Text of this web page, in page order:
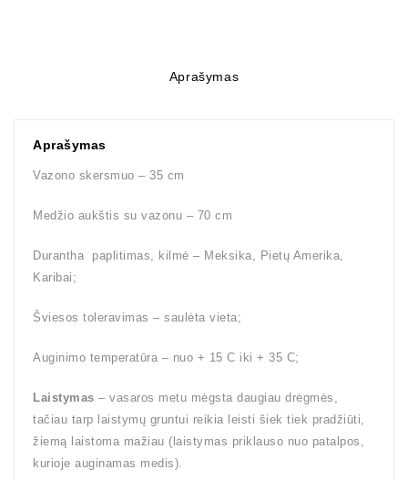
Aprašymas
Aprašymas
Vazono skersmuo – 35 cm
Medžio aukštis su vazonu – 70 cm
Durantha paplitimas, kilmė – Meksika, Pietų Amerika,
Karibai;
Šviesos toleravimas – saulėta vieta;
Auginimo temperatūra – nuo + 15 C iki + 35 C;
Laistymas – vasaros metu mėgsta daugiau drėgmės,
tačiau tarp laistymų gruntui reikia leisti šiek tiek pradžiūti,
žiemą laistoma mažiau (laistymas priklauso nuo patalpos,
kurioje auginamas medis).